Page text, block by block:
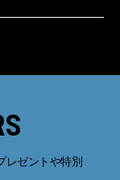
レゼントや特別